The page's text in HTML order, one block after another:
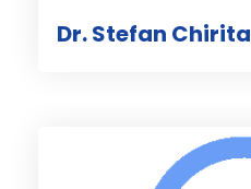
Dr. Stefan Chirita